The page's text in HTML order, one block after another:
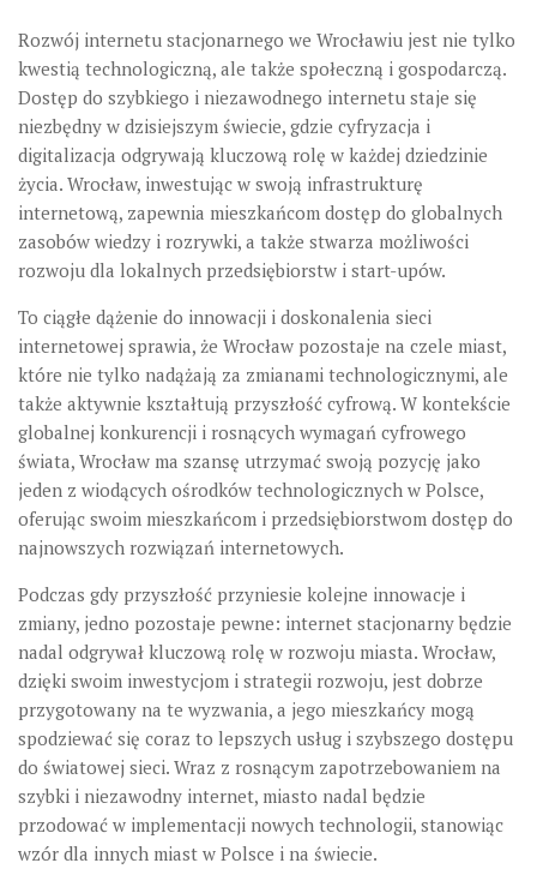
Rozwój internetu stacjonarnego we Wrocławiu jest nie tylko
kwestią technologiczną, ale także społeczną i gospodarczą.
Dostęp do szybkiego i niezawodnego internetu staje się
niezbędny w dzisiejszym świecie, gdzie cyfryzacja i
digitalizacja odgrywają kluczową rolę w każdej dziedzinie
życia. Wrocław, inwestując w swoją infrastrukturę
internetową, zapewnia mieszkańcom dostęp do globalnych
zasobów wiedzy i rozrywki, a także stwarza możliwości
rozwoju dla lokalnych przedsiębiorstw i start-upów.
To ciągłe dążenie do innowacji i doskonalenia sieci
internetowej sprawia, że Wrocław pozostaje na czele miast,
które nie tylko nadążają za zmianami technologicznymi, ale
także aktywnie kształtują przyszłość cyfrową. W kontekście
globalnej konkurencji i rosnących wymagań cyfrowego
świata, Wrocław ma szansę utrzymać swoją pozycję jako
jeden z wiodących ośrodków technologicznych w Polsce,
oferując swoim mieszkańcom i przedsiębiorstwom dostęp do
najnowszych rozwiązań internetowych.
Podczas gdy przyszłość przyniesie kolejne innowacje i
zmiany, jedno pozostaje pewne: internet stacjonarny będzie
nadal odgrywał kluczową rolę w rozwoju miasta. Wrocław,
dzięki swoim inwestycjom i strategii rozwoju, jest dobrze
przygotowany na te wyzwania, a jego mieszkańcy mogą
spodziewać się coraz to lepszych usług i szybszego dostępu
do światowej sieci. Wraz z rosnącym zapotrzebowaniem na
szybki i niezawodny internet, miasto nadal będzie
przodować w implementacji nowych technologii, stanowiąc
wzór dla innych miast w Polsce i na świecie.